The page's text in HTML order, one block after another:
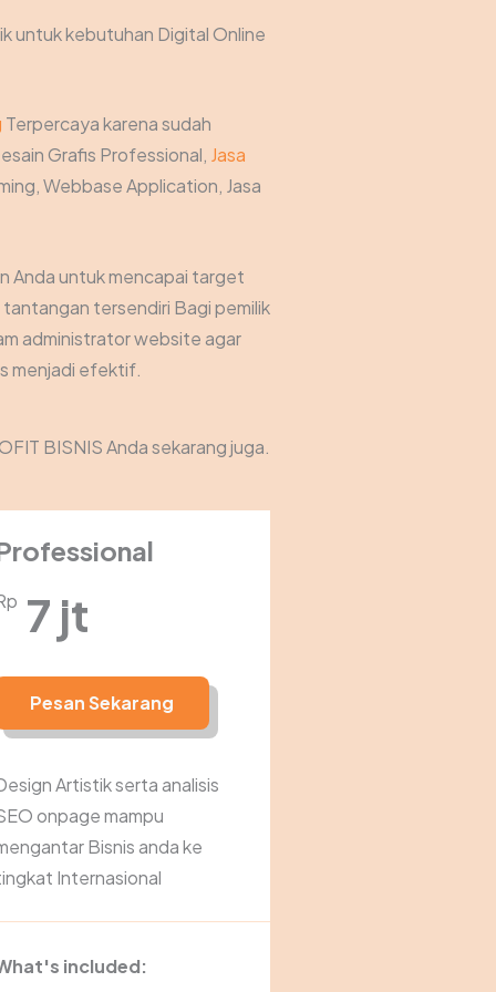
untuk kebutuhan Digital Online
Terpercaya karena sudah
Grafis Professional, Jasa
Webbase Application, Jasa
Anda untuk mencapai target
tersendiri Bagi pemilik
administrator website agar
menjadi efektif.
BISNIS Anda sekarang juga.
7 jt
Pesan Sekarang
Artistik serta analisis
onpage mampu
Bisnis anda ke
Internasional
included: